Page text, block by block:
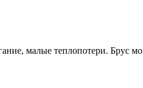
малые теплопотери. Брус